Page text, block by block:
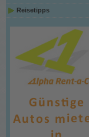
Reisetipps